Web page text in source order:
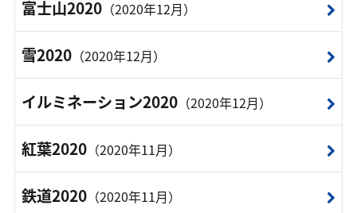
富士山2020（2020年12月）
雪2020（2020年12月）
イルミネーション2020（2020年12月）
紅葉2020（2020年11月）
鉄道2020（2020年11月）